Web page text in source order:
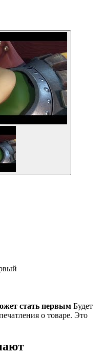
стать первым Будет
о товаре. Это